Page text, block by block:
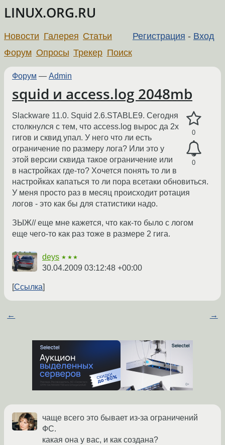
LINUX.ORG.RU
Регистрация - Вход
Новости Галерея Статьи
Форум Опросы Трекер Поиск
Форум — Admin
squid и access.log 2048mb
0
0
Slackware 11.0. Squid 2.6.STABLE9. Сегодня
столкнулся с тем, что access.log вырос да 2х
гигов и сквид упал. У него что ли есть
ограничение по размеру лога? Или это у
этой версии сквида такое ограничение или
в настройках где-то? Хочется понять то ли в
настройках капаться то ли пора всетаки обновиться.
У меня просто раз в месяц происходит ротация
логов - это как бы для статистики надо.
ЗЫЖ// еще мне кажется, что как-то было с логом
еще чего-то как раз тоже в размере 2 гига.
deys ★★★
30.04.2009 03:12:48 +00:00
Ссылка
← →
чаще всего это бывает из-за ограничений
ФС.
какая она у вас, и как создана?